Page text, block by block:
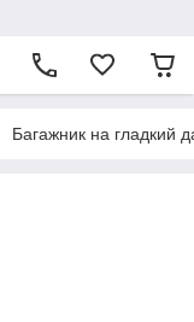
Багажник на гладкий